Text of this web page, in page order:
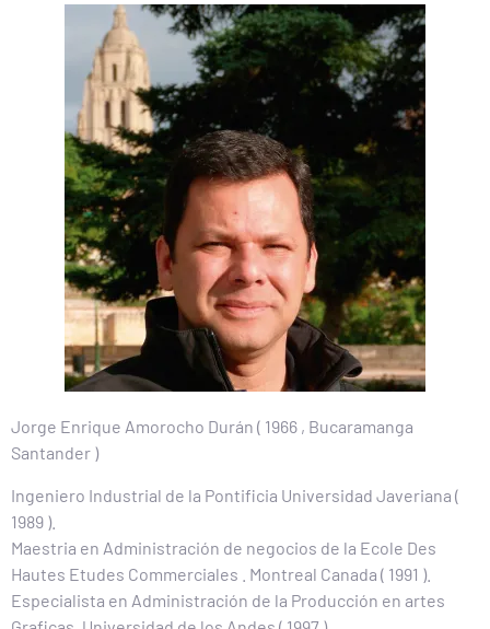
Jorge Enrique Amorocho Durán ( 1966 , Bucaramanga
Santander )
Ingeniero Industrial de la Pontificia Universidad Javeriana (
1989 ).
Maestria en Administración de negocios de la Ecole Des
Hautes Etudes Commerciales . Montreal Canada ( 1991 ).
Especialista en Administración de la Producción en artes